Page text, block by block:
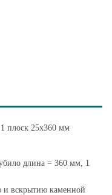
плоск 25х360 мм
длина = 360 мм, 1
и вскрытию каменной